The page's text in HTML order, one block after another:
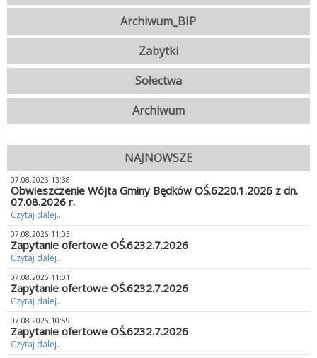
Archiwum_BIP
Zabytki
Sołectwa
Archiwum
NAJNOWSZE
07.08.2026 13:38
Obwieszczenie Wójta Gminy Będków OŚ.6220.1.2026 z dn.
07.08.2026 r.
Czytaj dalej...
07.08.2026 11:03
Zapytanie ofertowe OŚ.6232.7.2026
Czytaj dalej...
07.08.2026 11:01
Zapytanie ofertowe OŚ.6232.7.2026
Czytaj dalej...
07.08.2026 10:59
Zapytanie ofertowe OŚ.6232.7.2026
Czytaj dalej...